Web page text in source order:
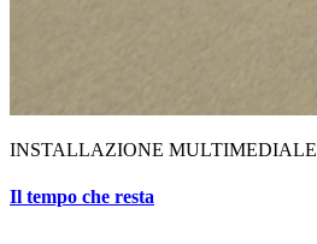
INSTALLAZIONE MULTIMEDIALE
Il tempo che resta